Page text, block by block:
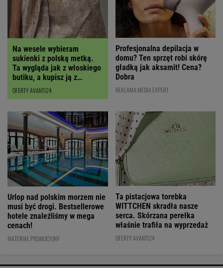
Na wesele wybieram
sukienki z polską metką.
Ta wygląda jak z włoskiego
butiku, a kupisz ją z
RABATEM
OFERTY AVANTI24
Profesjonalna depilacja w
domu? Ten sprzęt robi skórę
gładką jak aksamit! Cena?
Dobra
REKLAMA MEDIA EXPERT
Urlop nad polskim morzem nie
musi być drogi. Bestsellerowe
hotele znaleźliśmy w mega
cenach!
MATERIAŁ PROMOCYJNY
Ta pistacjowa torebka
WITTCHEN skradła nasze
serca. Skórzana perełka
właśnie trafiła na wyprzedaż
OFERTY AVANTI24